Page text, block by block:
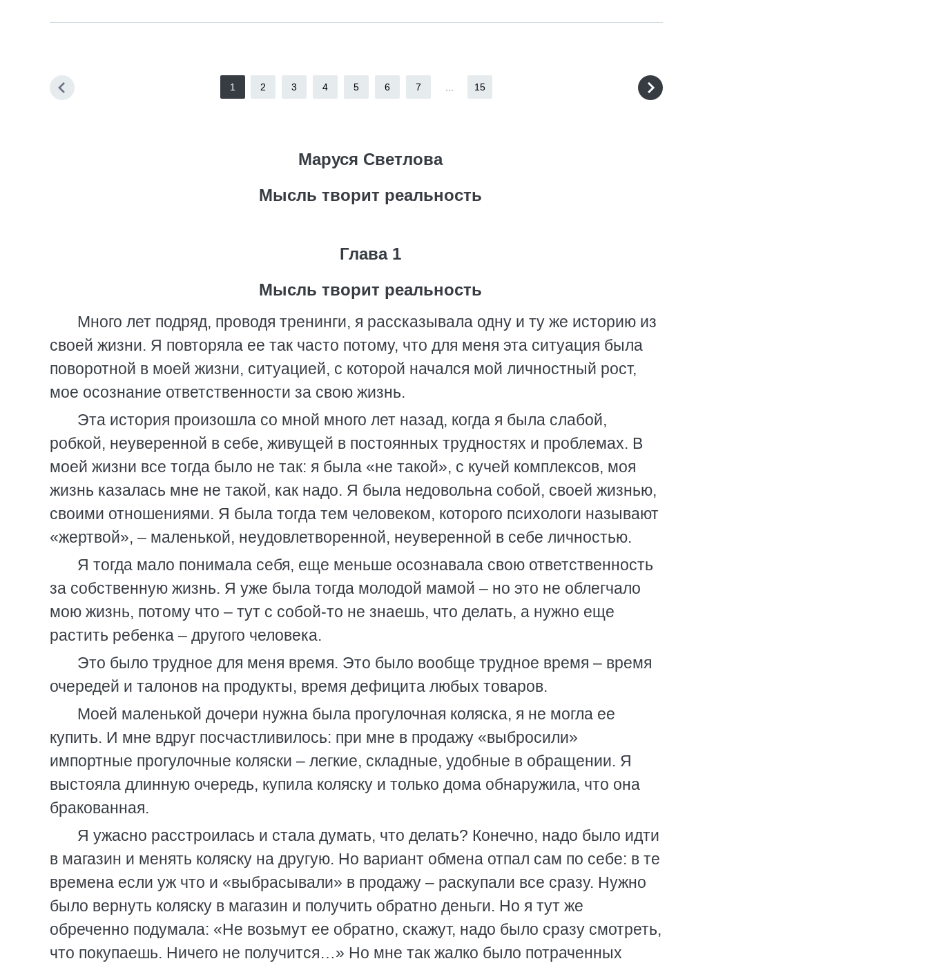
1 2 3 4 5 6 7 15
Маруся Светлова
Мысль творит реальность
Глава 1
Мысль творит реальность
Много лет подряд, проводя тренинги, я рассказывала одну и ту же историю из
своей жизни. Я повторяла ее так часто потому, что для меня эта ситуация была
поворотной в моей жизни, ситуацией, с которой начался мой личностный рост,
мое осознание ответственности за свою жизнь.
Эта история произошла со мной много лет назад, когда я была слабой,
робкой, неуверенной в себе, живущей в постоянных трудностях и проблемах. В
моей жизни все тогда было не так: я была «не такой», с кучей комплексов, моя
жизнь казалась мне не такой, как надо. Я была недовольна собой, своей жизнью,
своими отношениями. Я была тогда тем человеком, которого психологи называют
«жертвой», – маленькой, неудовлетворенной, неуверенной в себе личностью.
Я тогда мало понимала себя, еще меньше осознавала свою ответственность
за собственную жизнь. Я уже была тогда молодой мамой – но это не облегчало
мою жизнь, потому что – тут с собой-то не знаешь, что делать, а нужно еще
растить ребенка – другого человека.
Это было трудное для меня время. Это было вообще трудное время – время
очередей и талонов на продукты, время дефицита любых товаров.
Моей маленькой дочери нужна была прогулочная коляска, я не могла ее
купить. И мне вдруг посчастливилось: при мне в продажу «выбросили»
импортные прогулочные коляски – легкие, складные, удобные в обращении. Я
выстояла длинную очередь, купила коляску и только дома обнаружила, что она
бракованная.
Я ужасно расстроилась и стала думать, что делать? Конечно, надо было идти
в магазин и менять коляску на другую. Но вариант обмена отпал сам по себе: в те
времена если уж что и «выбрасывали» в продажу – раскупали все сразу. Нужно
было вернуть коляску в магазин и получить обратно деньги. Но я тут же
обреченно подумала: «Не возьмут ее обратно, скажут, надо было сразу смотреть,
что покупаешь. Ничего не получится…» Но мне так жалко было потраченных